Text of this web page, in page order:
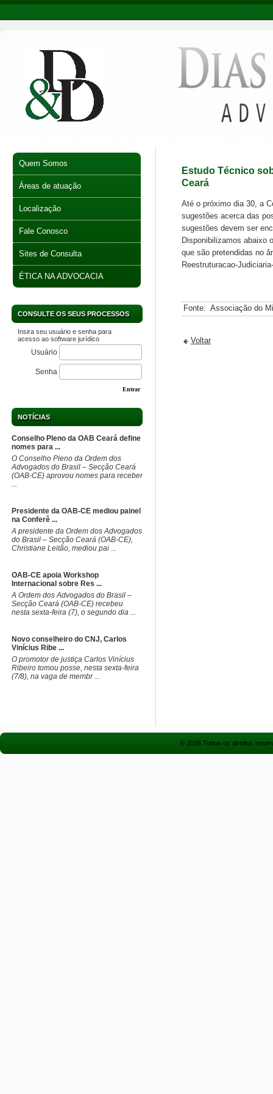
Quem Somos
Áreas de atuação
Localização
Fale Conosco
Sites de Consulta
ÉTICA NA ADVOCACIA
CONSULTE OS SEUS PROCESSOS
Insira seu usuário e senha para
acesso ao software jurídico
Usuário
Senha
Entrar
NOTÍCIAS
Conselho Pleno da OAB Ceará define
nomes para ...
O Conselho Pleno da Ordem dos
Advogados do Brasil – Secção Ceará
(OAB-CE) aprovou nomes para receber
...
Presidente da OAB-CE mediou painel
na Conferê ...
A presidente da Ordem dos Advogados
do Brasil – Secção Ceará (OAB-CE),
Christiane Leitão, mediou pai ...
OAB-CE apoia Workshop
Internacional sobre Res ...
A Ordem dos Advogados do Brasil –
Secção Ceará (OAB-CE) recebeu
nesta sexta-feira (7), o segundo dia ...
Novo conselheiro do CNJ, Carlos
Vinícius Ribe ...
O promotor de justiça Carlos Vinícius
Ribeiro tomou posse, nesta sexta-feira
(7/8), na vaga de membr ...
Estudo Técnico
Ceará
Até o próximo dia 30, a
sugestões acerca das
sugestões devem ser
Disponibilizamos abaixo
que são pretendidas no
Reestruturacao-
Fonte: Associação do
Voltar
© 2026 Todos os direitos